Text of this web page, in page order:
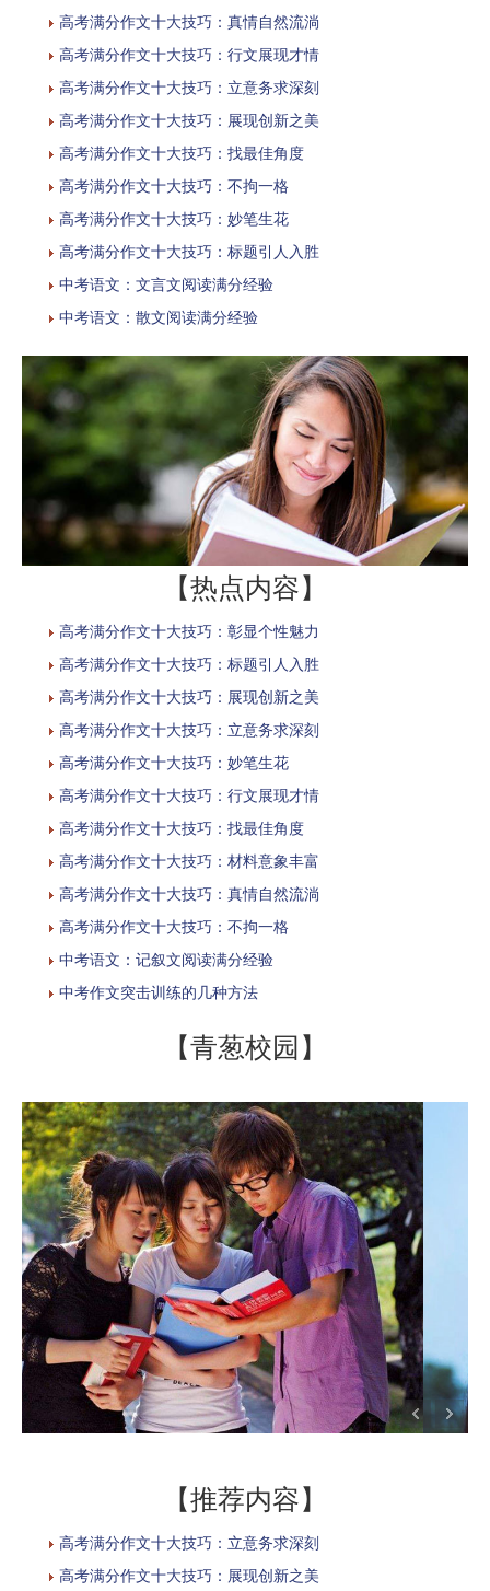
高考满分作文十大技巧：真情自然流淌
高考满分作文十大技巧：行文展现才情
高考满分作文十大技巧：立意务求深刻
高考满分作文十大技巧：展现创新之美
高考满分作文十大技巧：找最佳角度
高考满分作文十大技巧：不拘一格
高考满分作文十大技巧：妙笔生花
高考满分作文十大技巧：标题引人入胜
中考语文：文言文阅读满分经验
中考语文：散文阅读满分经验
【热点内容】
高考满分作文十大技巧：彰显个性魅力
高考满分作文十大技巧：标题引人入胜
高考满分作文十大技巧：展现创新之美
高考满分作文十大技巧：立意务求深刻
高考满分作文十大技巧：妙笔生花
高考满分作文十大技巧：行文展现才情
高考满分作文十大技巧：找最佳角度
高考满分作文十大技巧：材料意象丰富
高考满分作文十大技巧：真情自然流淌
高考满分作文十大技巧：不拘一格
中考语文：记叙文阅读满分经验
中考作文突击训练的几种方法
【青葱校园】
【推荐内容】
高考满分作文十大技巧：立意务求深刻
高考满分作文十大技巧：展现创新之美